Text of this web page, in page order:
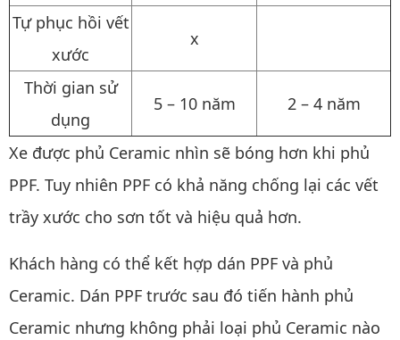
Tự phục hồi vết
xước
x
Thời gian sử
dụng
5 – 10 năm 2 – 4 năm
Xe được phủ Ceramic nhìn sẽ bóng hơn khi phủ
PPF. Tuy nhiên PPF có khả năng chống lại các vết
trầy xước cho sơn tốt và hiệu quả hơn.
Khách hàng có thể kết hợp dán PPF và phủ
Ceramic. Dán PPF trước sau đó tiến hành phủ
Ceramic nhưng không phải loại phủ Ceramic nào